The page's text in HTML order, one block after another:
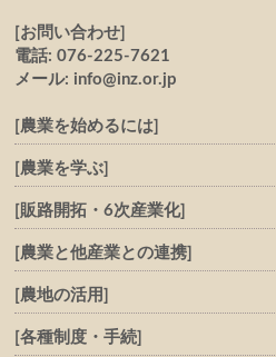
[お問い合わせ]
電話: 076-225-7621
メール: info@inz.or.jp
[農業を始めるには]
[農業を学ぶ]
[販路開拓・6次産業化]
[農業と他産業との連携]
[農地の活用]
[各種制度・手続]